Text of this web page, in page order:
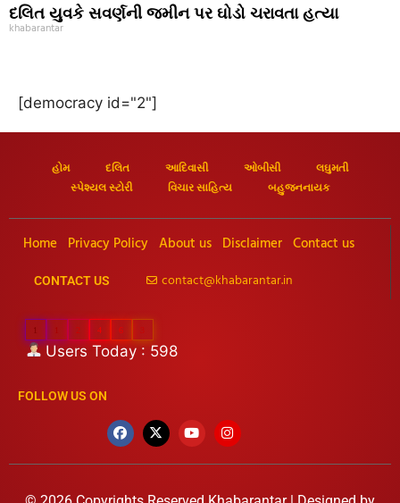
દલિત યુવકે સવર્ણની જમીન પર ઘોડો ચરાવતા હત્યા
khabarantar
[democracy id="2"]
હોમ દલિત આદિવાસી ઓબીસી
લઘુમતી
સ્પેશ્યલ સ્ટોરી
વિચાર સાહિત્ય બહુજનનાયક
Home Privacy Policy About us Disclaimer Contact us
CONTACT US contact@khabarantar.in
1 2 4 6
Users Today : 598
FOLLOW US ON